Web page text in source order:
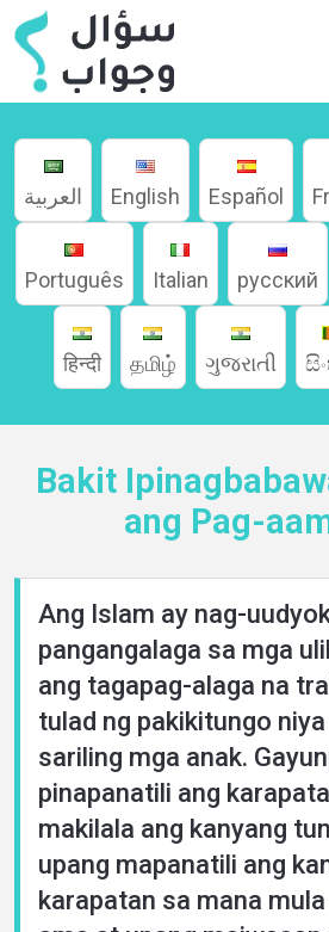
Languages
العربية English Español
Português Italian русский
हिन्दी தமிழ் ગુજરાતી
Bakit
ang Pag-
Ang Islam ay nag-
pangangalaga sa mga
ang tagapag-alaga na
tulad ng pakikitungo
sariling mga anak.
pinapanatili ang
makilala ang kanyang
upang mapanatili ang
karapatan sa mana